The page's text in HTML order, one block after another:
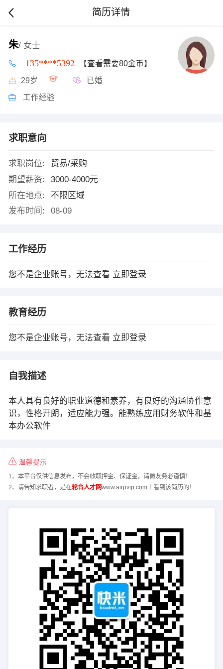
简历详情
朱/ 女士
135****5392 【查看需要80金币】
29岁 已婚
工作经验
求职意向
求职岗位:
贸易/采购
期望薪资:
3000-4000元
所在地点:
不限区域
发布时间:
08-09
工作经历
您不是企业账号，无法查看 立即登录
教育经历
您不是企业账号，无法查看 立即登录
自我描述
本人具有良好的职业道德和素养，有良好的沟通协作意
识，性格开朗，适应能力强。能熟练应用财务软件和基
本办公软件
温馨提示
1、本平台仅供信息发布，不会收取押金、保证金，请微友务必谨慎！
2、请告知求职者，是在轮台人才网www.airpvip.com上看到该简历的！